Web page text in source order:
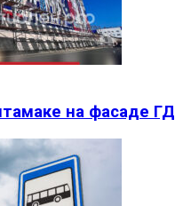
на фасаде